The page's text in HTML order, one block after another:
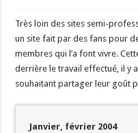
Très loin des sites semi-
un site fait par des fans pour
membres qui l’a font vivre.
derrière le travail effectué, il y
souhaitant partager leur goût
Janvier, février 2004